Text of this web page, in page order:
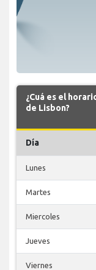
¿Cuá es el
de Lisbon?
Día
Lunes
Martes
Miercoles
Jueves
Viernes